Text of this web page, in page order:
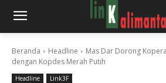
Beranda Headline
Mas Dar Dorong
dengan Kopdes Merah Putih
Headline Link3F